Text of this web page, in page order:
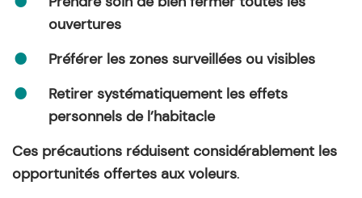
ouvertures
Préférer les zones surveillées ou visibles
Retirer systématiquement les effets
personnels de l’habitacle
Ces précautions réduisent considérablement les
opportunités offertes aux voleurs.